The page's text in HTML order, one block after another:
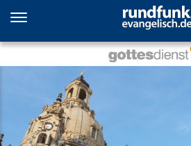
zum
Inhalt
Offene Arme